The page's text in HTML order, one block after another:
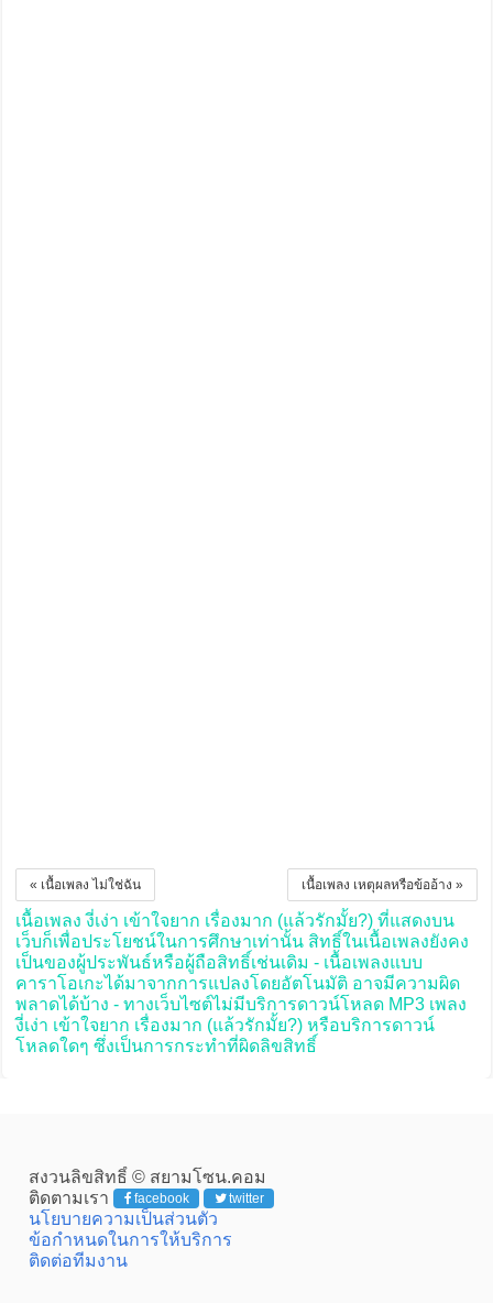
เนื้อเพลง เหตุผลหรือข้ออ้าง »
« เนื้อเพลง ไม่ใช่ฉัน
เนื้อเพลง งี่เง่า เข้าใจยาก เรื่องมาก (แล้วรักมั้ย?) ที่แสดงบน
เว็บก็เพื่อประโยชน์ในการศึกษาเท่านั้น สิทธิ์ในเนื้อเพลงยังคง
เป็นของผู้ประพันธ์หรือผู้ถือสิทธิ์เช่นเดิม - เนื้อเพลงแบบ
คาราโอเกะได้มาจากการแปลงโดยอัตโนมัติ อาจมีความผิด
พลาดได้บ้าง - ทางเว็บไซต์ไม่มีบริการดาวน์โหลด MP3 เพลง
งี่เง่า เข้าใจยาก เรื่องมาก (แล้วรักมั้ย?) หรือบริการดาวน์
โหลดใดๆ ซึ่งเป็นการกระทำที่ผิดลิขสิทธิ์
สงวนลิขสิทธิ์ © สยามโซน.คอม
ติดตามเรา
facebook twitter
นโยบายความเป็นส่วนตัว
ข้อกำหนดในการให้บริการ
ติดต่อทีมงาน